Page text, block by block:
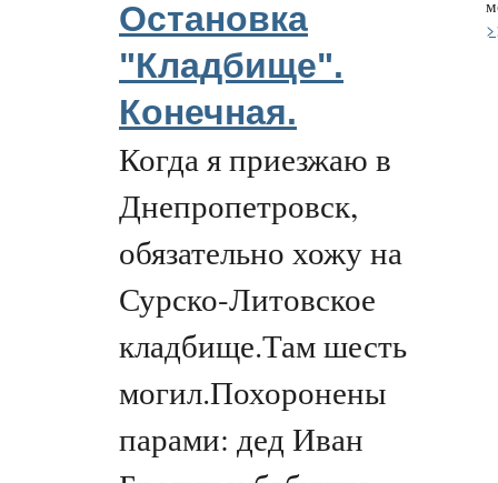
Остановка
"Кладбище".
Конечная.
Когда я приезжаю в
Днепропетровск,
обязательно хожу на
Сурско-Литовское
кладбище.Там шесть
могил.Похоронены
парами: дед Иван